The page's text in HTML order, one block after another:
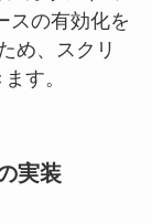
スの有効化を
め、スクリ
す。
実装